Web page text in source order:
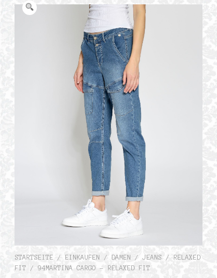
STARTSEITE / EINKAUFEN / DAMEN /JEANS / RELAXED
FIT / 94MARTINA CARGO – RELAXED FIT